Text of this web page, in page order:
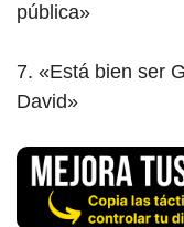
pública»
7. «Está bien ser
David»